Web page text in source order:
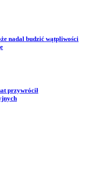
nadal budzić wątpliwości
przywrócił